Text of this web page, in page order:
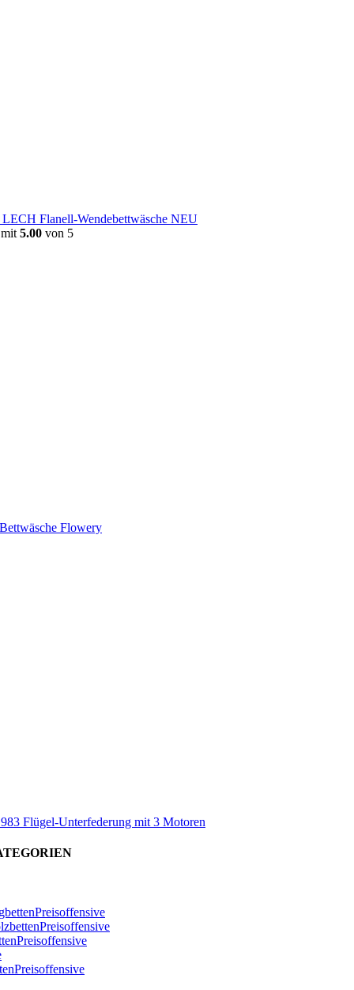
LECH Flanell-Wendebettwäsche NEU
5.00 von 5
Flowery
Flügel-Unterfederung mit 3 Motoren